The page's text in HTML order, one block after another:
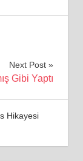
Next Post
Gibi Yaptı
Hikayesi